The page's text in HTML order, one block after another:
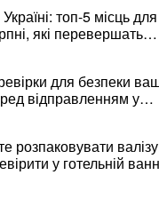
топ-5 місць для
які перевершать
для безпеки
відправленням у
розпаковувати
у готельній
мандрівниці